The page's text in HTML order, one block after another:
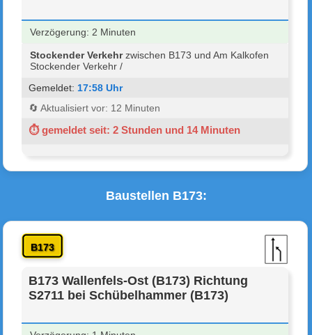
Verzögerung: 2 Minuten
Stockender Verkehrzwischen B173 und Am Kalkofen
Stockender Verkehr /
Gemeldet: 17:58 Uhr
🔄 Aktualisiert vor: 12 Minuten
⏱ gemeldet seit: 2 Stunden und 14 Minuten
Baustellen B173:
B173
B173 Wallenfels-Ost (B173) Richtung
S2711 bei Schübelhammer (B173)